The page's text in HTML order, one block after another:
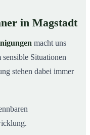
in Magstadt
macht uns
Situationen
stehen dabei immer